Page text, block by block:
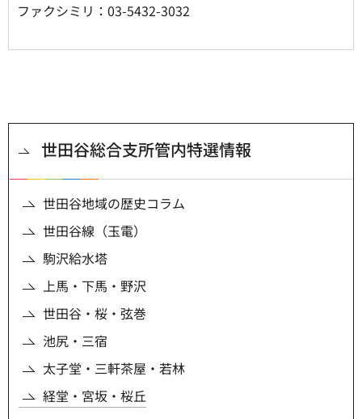
ファクシミリ：03-5432-3032
世田谷総合支所管内特選情報
世田谷地域の歴史コラム
世田谷線（玉電）
駒沢給水塔
上馬・下馬・野沢
世田谷・桜・弦巻
池尻・三宿
太子堂・三軒茶屋・若林
経堂・宮坂・桜丘